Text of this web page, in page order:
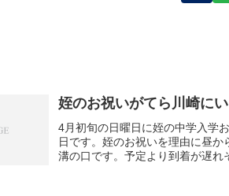
姪のお祝いがてら川崎に
4月初旬の日曜日に姪の中学入学
日です。姪のお祝いを理由に昼
溝の口です。予定より到着が遅れ